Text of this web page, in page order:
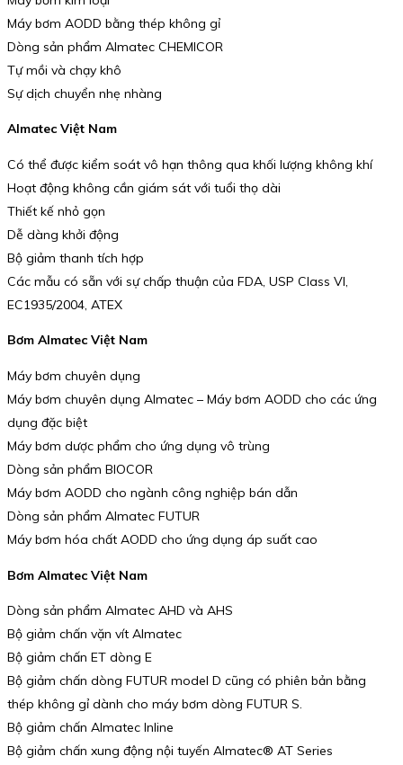
Máy bơm AODD bằng thép không gỉ
Dòng sản phẩm Almatec CHEMICOR
Tự mồi và chạy khô
Sự dịch chuyển nhẹ nhàng
Almatec Việt Nam
Có thể được kiểm soát vô hạn thông qua khối lượng không khí
Hoạt động không cần giám sát với tuổi thọ dài
Thiết kế nhỏ gọn
Dễ dàng khởi động
Bộ giảm thanh tích hợp
Các mẫu có sẵn với sự chấp thuận của FDA, USP Class VI,
EC1935/2004, ATEX
Bơm Almatec Việt Nam
Máy bơm chuyên dụng
Máy bơm chuyên dụng Almatec – Máy bơm AODD cho các ứng
dụng đặc biệt
Máy bơm dược phẩm cho ứng dụng vô trùng
Dòng sản phẩm BIOCOR
Máy bơm AODD cho ngành công nghiệp bán dẫn
Dòng sản phẩm Almatec FUTUR
Máy bơm hóa chất AODD cho ứng dụng áp suất cao
Bơm Almatec Việt Nam
Dòng sản phẩm Almatec AHD và AHS
Bộ giảm chấn vặn vít Almatec
Bộ giảm chấn ET dòng E
Bộ giảm chấn dòng FUTUR model D cũng có phiên bản bằng
thép không gỉ dành cho máy bơm dòng FUTUR S.
Bộ giảm chấn Almatec Inline
Bộ giảm chấn xung động nội tuyến Almatec® AT Series